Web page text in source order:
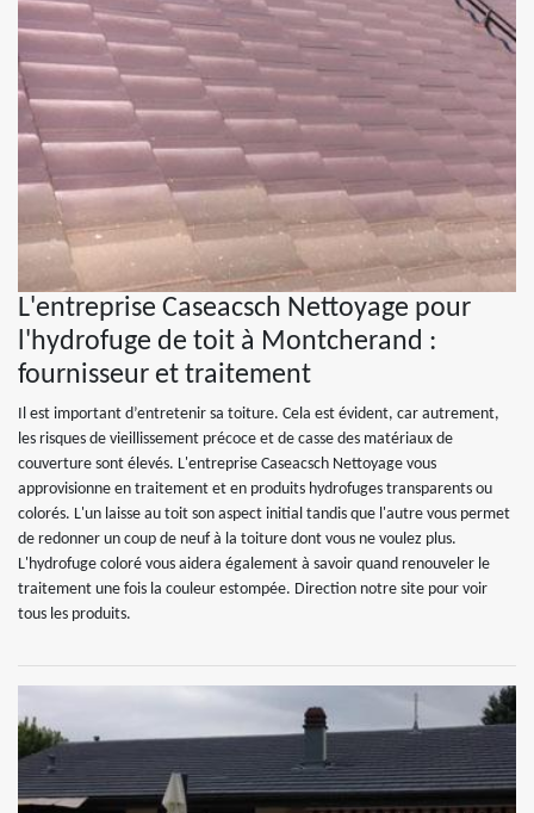
L'entreprise Caseacsch Nettoyage pour
l'hydrofuge de toit à Montcherand :
fournisseur et traitement
Il est important d’entretenir sa toiture. Cela est évident, car autrement,
les risques de vieillissement précoce et de casse des matériaux de
couverture sont élevés. L'entreprise Caseacsch Nettoyage vous
approvisionne en traitement et en produits hydrofuges transparents ou
colorés. L'un laisse au toit son aspect initial tandis que l'autre vous permet
de redonner un coup de neuf à la toiture dont vous ne voulez plus.
L'hydrofuge coloré vous aidera également à savoir quand renouveler le
traitement une fois la couleur estompée. Direction notre site pour voir
tous les produits.